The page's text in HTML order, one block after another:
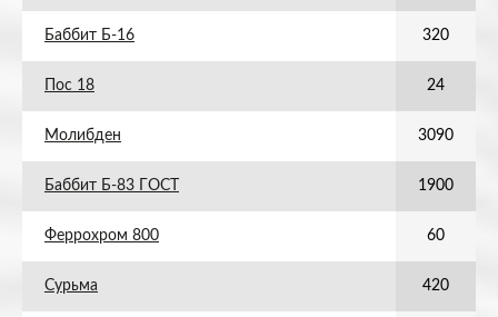
Баббит Б-16 320
Пос 18 24
Молибден 3090
Баббит Б-83 ГОСТ 1900
Феррохром 800 60
Сурьма 420